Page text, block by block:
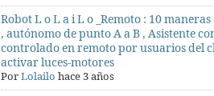
Robot L o L a i L o _Remoto : 10
, autónomo de punto A a B , Asistente
controlado en remoto por usuarios del
activar luces-motores
PorLolailo hace 3 años